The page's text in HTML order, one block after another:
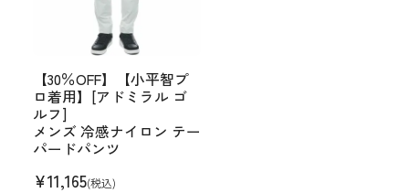
【30％OFF】【小平智プ
ロ着用】[アドミラル ゴ
ルフ]
メンズ 冷感ナイロン テー
パードパンツ
¥11,165(税込)